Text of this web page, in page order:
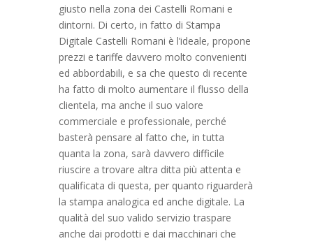
giusto nella zona dei Castelli Romani e
dintorni. Di certo, in fatto di Stampa
Digitale Castelli Romani è l’ideale, propone
prezzi e tariffe davvero molto convenienti
ed abbordabili, e sa che questo di recente
ha fatto di molto aumentare il flusso della
clientela, ma anche il suo valore
commerciale e professionale, perché
basterà pensare al fatto che, in tutta
quanta la zona, sarà davvero difficile
riuscire a trovare altra ditta più attenta e
qualificata di questa, per quanto riguarderà
la stampa analogica ed anche digitale. La
qualità del suo valido servizio traspare
anche dai prodotti e dai macchinari che